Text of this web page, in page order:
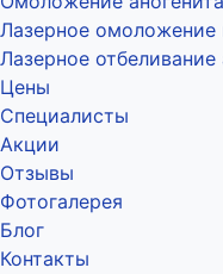
Лазерное омоложение
Лазерное отбеливание
Цены
Специалисты
Акции
Отзывы
Фотогалерея
Блог
Контакты